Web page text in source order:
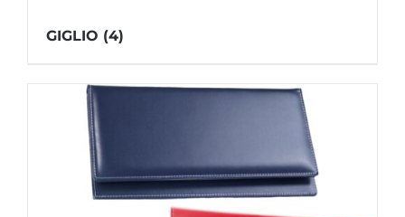
GIGLIO (4)